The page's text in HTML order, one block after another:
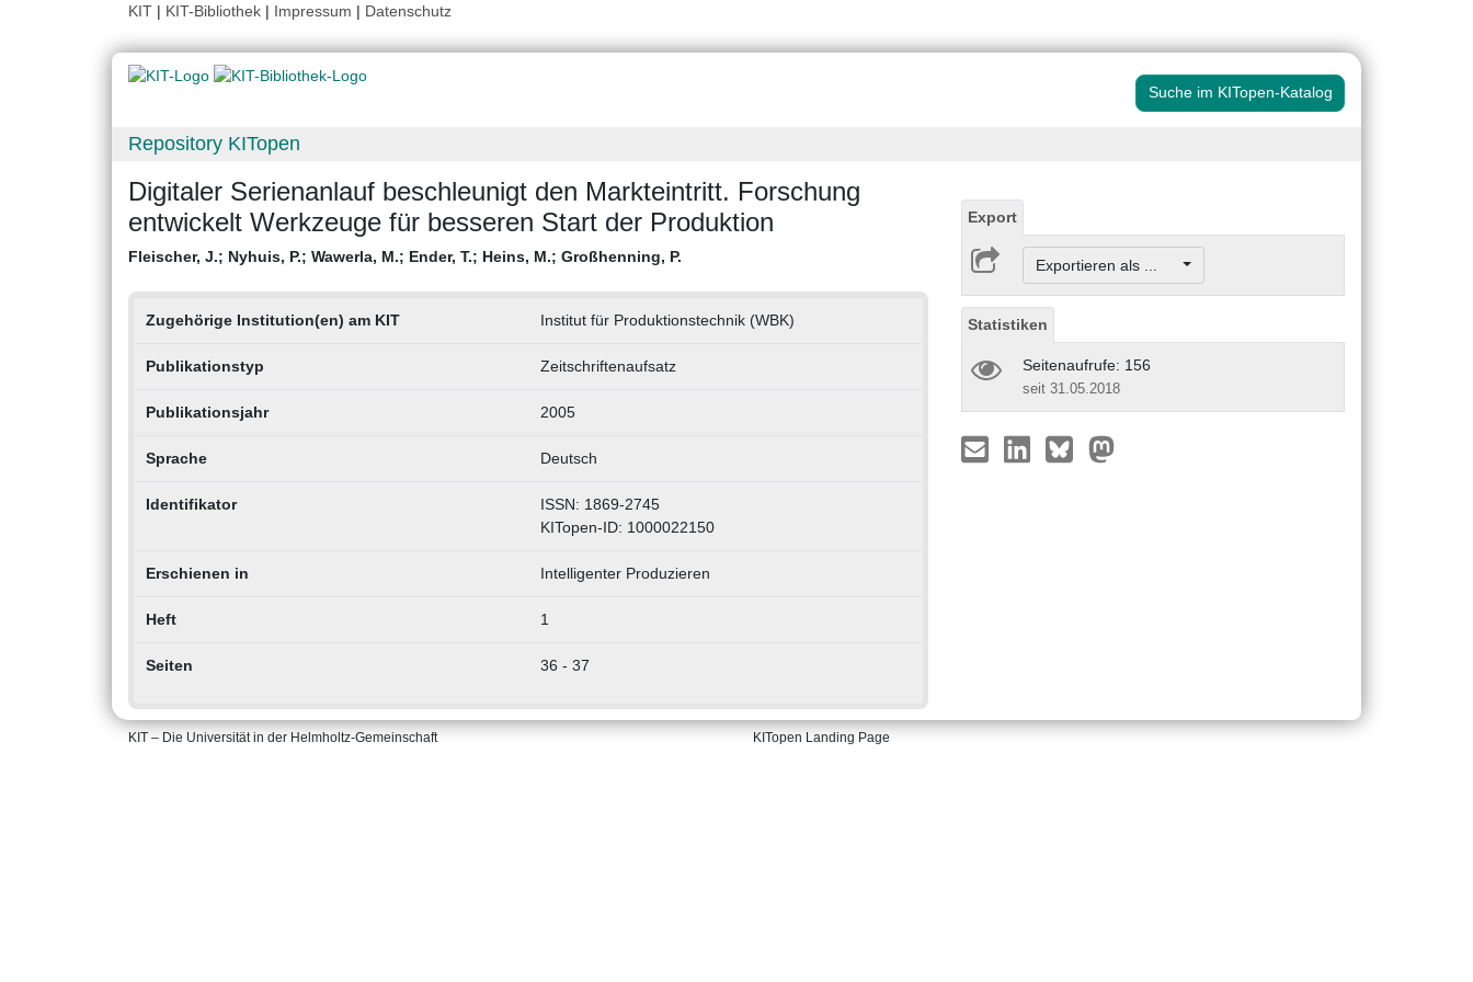
KIT | KIT-Bibliothek | Impressum | Datenschutz
Suche im KITopen-Katalog
Repository KITopen
Digitaler Serienanlauf beschleunigt den Markteintritt. Forschung
entwickelt Werkzeuge für besseren Start der Produktion
Fleischer, J.; Nyhuis, P.; Wawerla, M.; Ender, T.; Heins, M.; Großhenning, P.
Zugehörige Institution(en) am KIT Institut für Produktionstechnik (WBK)
Publikationstyp Zeitschriftenaufsatz
Publikationsjahr 2005
Sprache Deutsch
Identifikator
ISSN: 1869-2745
KITopen-ID: 1000022150
Erschienen in Intelligenter Produzieren
Heft 1
Seiten 36 - 37
Export
Exportieren als ...
Statistiken
Seitenaufrufe: 156
seit 31.05.2018
KIT – Die Universität in der Helmholtz-Gemeinschaft KITopen Landing Page